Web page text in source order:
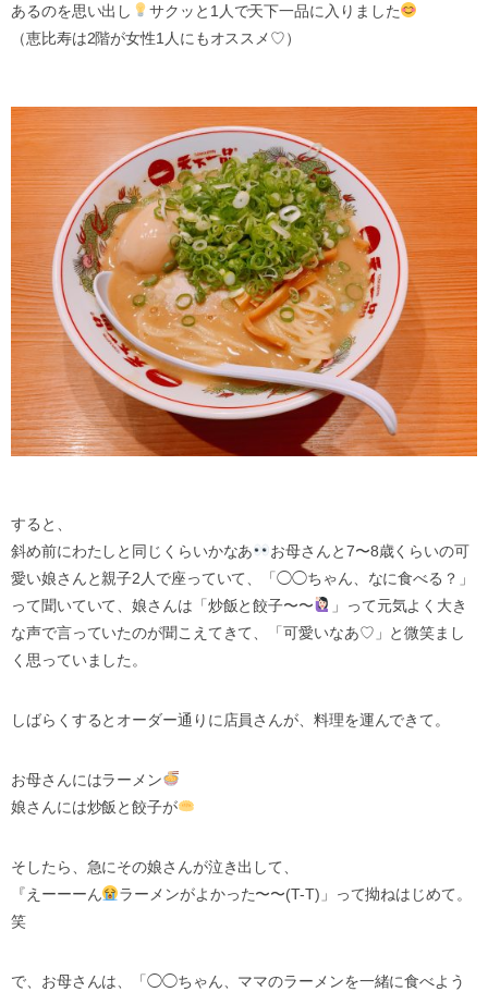
あるのを思い出し
サクッと1人で天下一品に入りました
（恵比寿は2階が女性1人にもオススメ♡）
すると、
斜め前にわたしと同じくらいかなあ
お母さんと7〜8歳くらいの可
愛い娘さんと親子2人で座っていて、「◯◯ちゃん、なに食べる？」
って聞いていて、娘さんは「炒飯と餃子〜〜
」って元気よく大き
な声で言っていたのが聞こえてきて、「可愛いなあ♡」と微笑まし
く思っていました。
しばらくするとオーダー通りに店員さんが、料理を運んできて。
お母さんにはラーメン
娘さんには炒飯と餃子が
そしたら、急にその娘さんが泣き出して、
『えーーーん
ラーメンがよかった〜〜(T-T)」って拗ねはじめて。
笑
で、お母さんは、「◯◯ちゃん、ママのラーメンを一緒に食べよう